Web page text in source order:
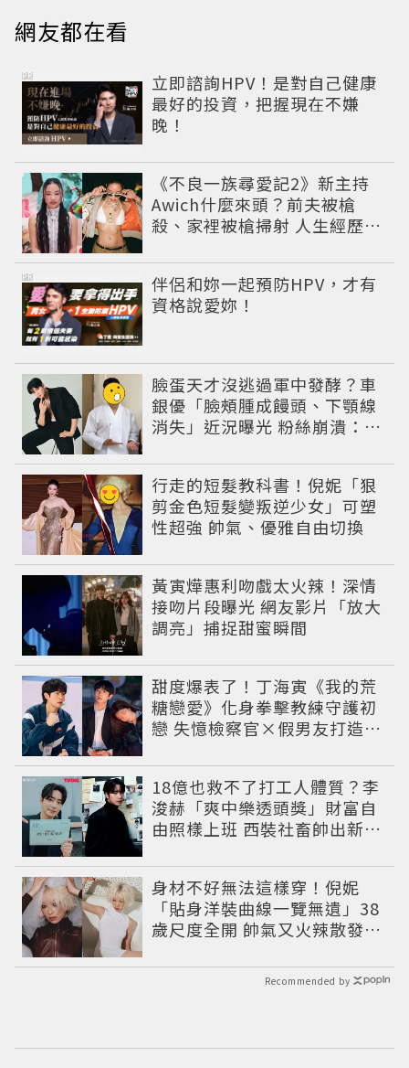
網友都在看
立即諮詢HPV！是對自己健康
最好的投資，把握現在不嫌
晚！
PR
《不良一族尋愛記2》新主持
Awich什麼來頭？前夫被槍
殺、家裡被槍掃射 人生經歷比
伴侶和妳一起預防HPV，才有
資格說愛妳！
PR
臉蛋天才沒逃過軍中發酵？車
銀優「臉頰腫成饅頭、下顎線
消失」近況曝光 粉絲崩潰：空
行走的短髮教科書！倪妮「狠
剪金色短髮變叛逆少女」可塑
性超強 帥氣、優雅自由切換
黃寅燁惠利吻戲太火辣！深情
接吻片段曝光 網友影片「放大
調亮」捕捉甜蜜瞬間
甜度爆表了！丁海寅《我的荒
糖戀愛》化身拳擊教練守護初
戀 失憶檢察官×假男友打造今
18億也救不了打工人體質？李
浚赫「爽中樂透頭獎」財富自
由照樣上班 西裝社畜帥出新高
身材不好無法這樣穿！倪妮
「貼身洋裝曲線一覽無遺」38
歲尺度全開 帥氣又火辣散發獨
Recommended by